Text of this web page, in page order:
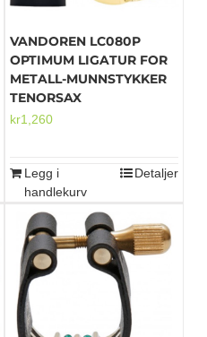
VANDOREN LC080P
OPTIMUM LIGATUR FOR
METALL-MUNNSTYKKER
TENORSAX
kr1,260
Legg i
handlekurv
Detaljer